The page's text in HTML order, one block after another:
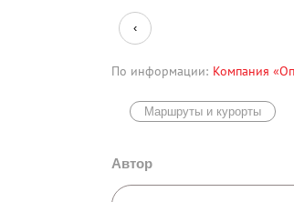
‹
По информации: Компания
Маршруты и курорты
Автор